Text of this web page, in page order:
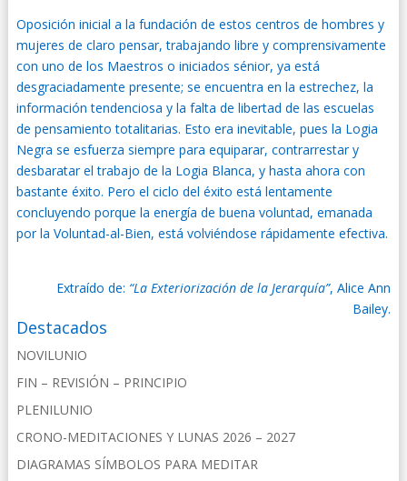
Oposición inicial a la fundación de estos centros de hombres y
mujeres de claro pensar, trabajando libre y comprensivamente
con uno de los Maestros o iniciados sénior, ya está
desgraciadamente presente; se encuentra en la estrechez, la
información tendenciosa y la falta de libertad de las escuelas
de pensamiento totalitarias. Esto era inevitable, pues la Logia
Negra se esfuerza siempre para equiparar, contrarrestar y
desbaratar el trabajo de la Logia Blanca, y hasta ahora con
bastante éxito. Pero el ciclo del éxito está lentamente
concluyendo porque la energía de buena voluntad, emanada
por la Voluntad-al-Bien, está volviéndose rápidamente efectiva.
Extraído de: “La Exteriorización de la Jerarquía”, Alice Ann
Bailey.
Destacados
NOVILUNIO
FIN – REVISIÓN – PRINCIPIO
PLENILUNIO
CRONO-MEDITACIONES Y LUNAS 2026 – 2027
DIAGRAMAS SÍMBOLOS PARA MEDITAR